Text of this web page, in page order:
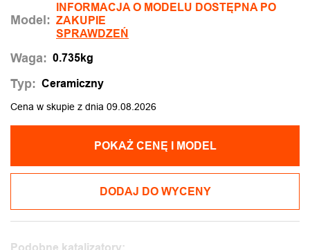
Model:
INFORMACJA O MODELU DOSTĘPNA PO
ZAKUPIE
SPRAWDZEŃ
Waga: 0.735kg
Typ: Ceramiczny
Cena w skupie z dnia 09.08.2026
POKAŻ CENĘ I MODEL
DODAJ DO WYCENY
Podobne katalizatory: